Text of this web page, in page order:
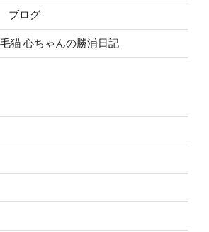
ブログ
猫 心ちゃんの勝浦日記